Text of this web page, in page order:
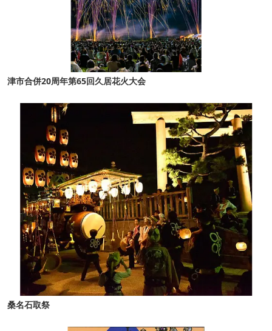
津市合併20周年第65回久居花火大会
桑名石取祭